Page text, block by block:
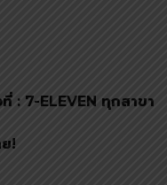
: 7-ELEVEN ทุกสาขา
!